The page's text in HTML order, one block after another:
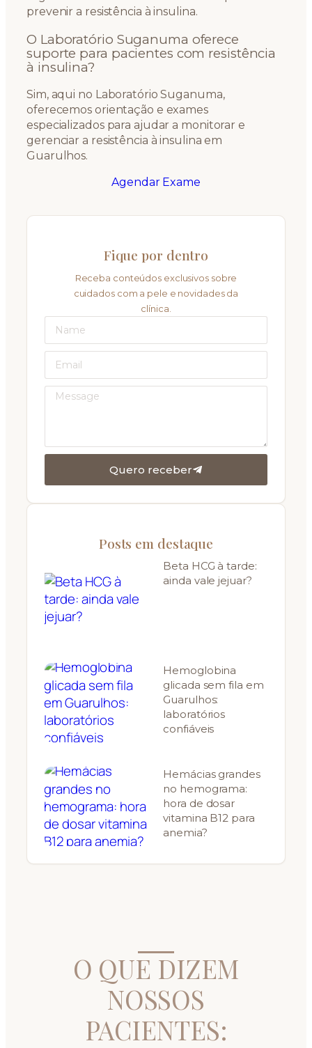
prevenir a resistência à insulina.
O Laboratório Suganuma oferece
suporte para pacientes com resistência
à insulina?
Sim, aqui no Laboratório Suganuma,
oferecemos orientação e exames
especializados para ajudar a monitorar e
gerenciar a resistência à insulina em
Guarulhos.
Agendar Exame
Fique por dentro
Receba conteúdos exclusivos sobre
cuidados com a pele e novidades da
clínica.
Quero receber
Posts em destaque
Beta HCG à tarde:
ainda vale jejuar?
Hemoglobina
glicada sem fila em
Guarulhos:
laboratórios
confiáveis
Hemácias grandes
no hemograma:
hora de dosar
vitamina B12 para
anemia?
O QUE DIZEM
NOSSOS
PACIENTES: